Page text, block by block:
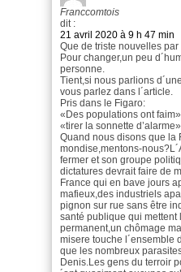
Franccomtois
dit :
21 avril 2020 à 9 h 47 min
Que de triste nouvelles
Pour changer,un peu
personne.
Tient,si nous parlions
vous parlez dans l´article.
Pris dans le Figaro:
«Des populations ont
«tirer la sonnette
Quand nous disons que la
mondise,mentons-
fermer et son groupe
dictatures devrait faire de
France qui en bave jours
mafieux,des industriels
pignon sur rue sans être
santé publique qui mettent
permanent,un chômage
misere touche l´ensemble
que les nombreux
Denis.Les gens du terroir